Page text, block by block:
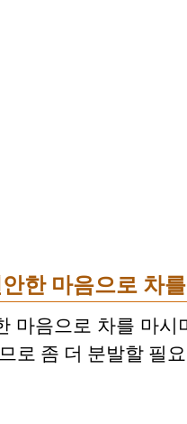
한 마음으로 차
마음으로 차를 마
로 좀 더 분발할 필